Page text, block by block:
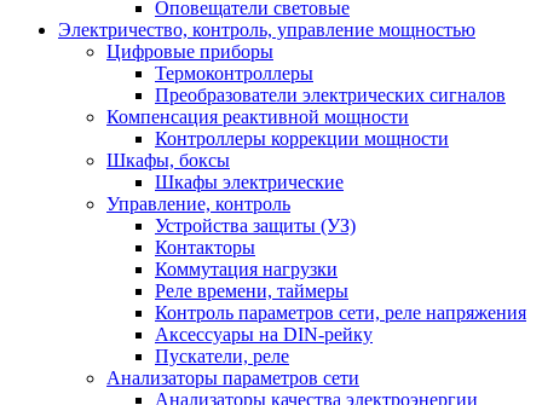
Оповещатели световые
Электричество, контроль, управление мощностью
Цифровые приборы
Термоконтроллеры
Преобразователи электрических сигналов
Компенсация реактивной мощности
Контроллеры коррекции мощности
Шкафы, боксы
Шкафы электрические
Управление, контроль
Устройства защиты (УЗ)
Контакторы
Коммутация нагрузки
Реле времени, таймеры
Контроль параметров сети, реле напряжения
Аксессуары на DIN-рейку
Пускатели, реле
Анализаторы параметров сети
Анализаторы качества электроэнергии